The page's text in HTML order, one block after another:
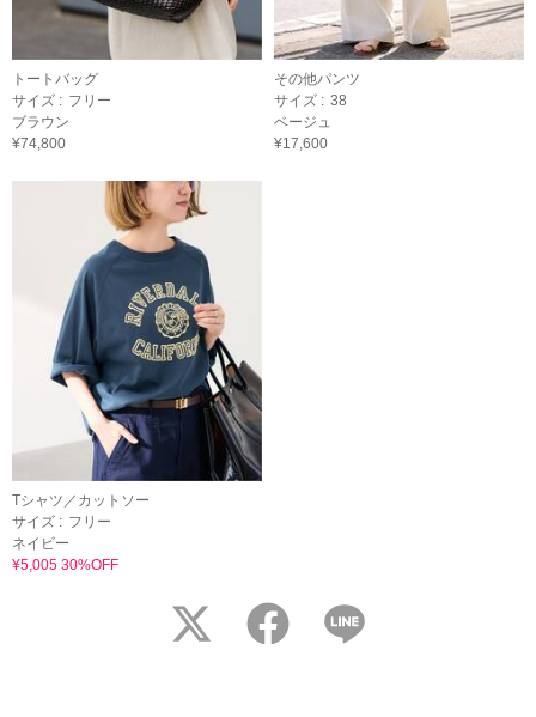
トートバッグ
サイズ : フリー
ブラウン
¥74,800
その他パンツ
サイズ : 38
ベージュ
¥17,600
Tシャツ／カットソー
サイズ : フリー
ネイビー
¥5,005 30%OFF
twitter facebook